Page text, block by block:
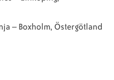
– Boxholm, Östergötland